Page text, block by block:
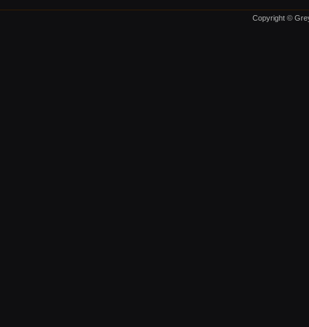
Copyright ©